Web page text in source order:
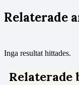
Relaterade
Inga resultat hittades.
Relaterade